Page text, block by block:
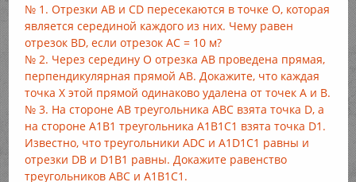
№ 1. Отрезки АВ и CD пересекаются в точке О, которая
является серединой каждого из них. Чему равен
отрезок BD, если отрезок АС = 10 м?
№ 2. Через середину О отрезка АВ проведена прямая,
перпендикулярная прямой АВ. Докажите, что каждая
точка Х этой прямой одинаково удалена от точек А и В.
№ 3. На стороне АВ треугольника АВС взята точка D, а
на стороне А1В1 треугольника А1В1С1 взята точка D1.
Известно, что треугольники ADC и A1D1C1 равны и
отрезки DB и D1B1 равны. Докажите равенство
треугольников АВС и А1В1С1.